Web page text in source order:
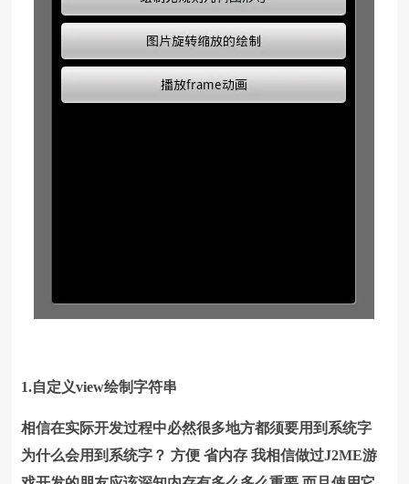
1.自定义view绘制字符串
相信在实际开发过程中必然很多地方都须要用到系统字
为什么会用到系统字？ 方便 省内存 我相信做过J2ME游